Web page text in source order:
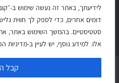
דומים אחרים, כדי לספק לך חווית
סטטיסטיים. בהמשך השימוש באתר,
אלו. למידע נוסף, יש לעיין ב‑מדיניות
קבל
צור קשר
1974